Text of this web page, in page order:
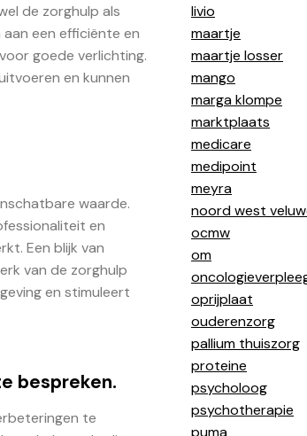
de zorghulp als
een efficiënte en
goede verlichting.
en kunnen
waarde.
en
Een blijk van
van de zorghulp
en stimuleert
bespreken.
te
livio
maartje
maartje losser
mango
marga klompe
marktplaats
medicare
medipoint
meyra
noord west
ocmw
om
oprijplaat
ouderenzorg
pallium thuiszorg
proteine
psycholoog
psychotherapie
puma